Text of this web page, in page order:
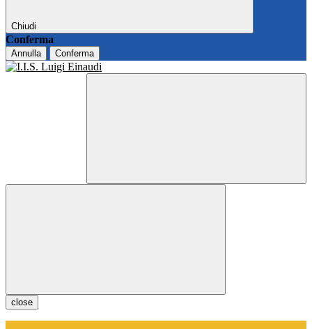
Chiudi
Conferma
Annulla Conferma
close